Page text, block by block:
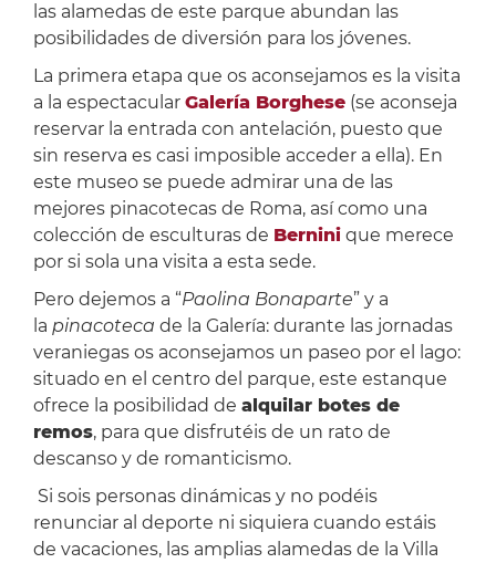
las alamedas de este parque abundan las
posibilidades de diversión para los jóvenes.
La primera etapa que os aconsejamos es la visita
a la espectacular Galería Borghese(se aconseja
reservar la entrada con antelación, puesto que
sin reserva es casi imposible acceder a ella). En
este museo se puede admirar una de las
mejores pinacotecas de Roma, así como una
colección de esculturas de Bernini que merece
por si sola una visita a esta sede.
Pero dejemos a “Paolina Bonaparte” y a
la pinacoteca de la Galería: durante las jornadas
veraniegas os aconsejamos un paseo por el lago:
situado en el centro del parque, este estanque
ofrece la posibilidad de alquilar botes de
remos, para que disfrutéis de un rato de
descanso y de romanticismo.
Si sois personas dinámicas y no podéis
renunciar al deporte ni siquiera cuando estáis
de vacaciones, las amplias alamedas de la Villa